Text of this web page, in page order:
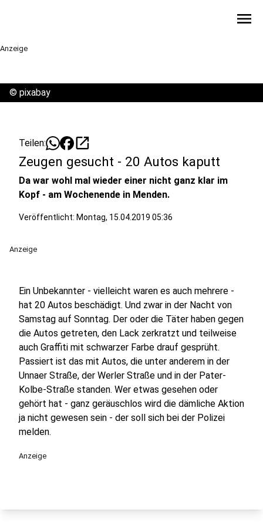
menu
Anzeige
© pixabay
Teilen: open_in_new
Zeugen gesucht - 20 Autos kaputt
Da war wohl mal wieder einer nicht ganz klar im
Kopf - am Wochenende in Menden.
Veröffentlicht: Montag, 15.04.2019 05:36
Anzeige
Ein Unbekannter - vielleicht waren es auch mehrere -
hat 20 Autos beschädigt. Und zwar in der Nacht von
Samstag auf Sonntag. Der oder die Täter haben gegen
die Autos getreten, den Lack zerkratzt und teilweise
auch Graffiti mit schwarzer Farbe drauf gesprüht.
Passiert ist das mit Autos, die unter anderem in der
Unnaer Straße, der Werler Straße und in der Pater-
Kolbe-Straße standen. Wer etwas gesehen oder
gehört hat - ganz geräuschlos wird die dämliche Aktion
ja nicht gewesen sein - der soll sich bei der Polizei
melden.
Anzeige